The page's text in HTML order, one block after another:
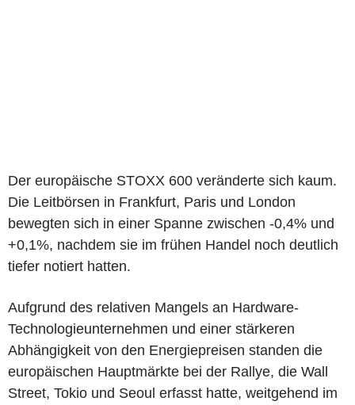
Der europäische STOXX 600 veränderte sich kaum.
Die Leitbörsen in Frankfurt, Paris und London
bewegten sich in einer Spanne zwischen -0,4% und
+0,1%, nachdem sie im frühen Handel noch deutlich
tiefer notiert hatten.
Aufgrund des relativen Mangels an Hardware-
Technologieunternehmen und einer stärkeren
Abhängigkeit von den Energiepreisen standen die
europäischen Hauptmärkte bei der Rallye, die Wall
Street, Tokio und Seoul erfasst hatte, weitgehend im